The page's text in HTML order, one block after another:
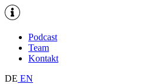
Podcast
Team
Kontakt
DE EN